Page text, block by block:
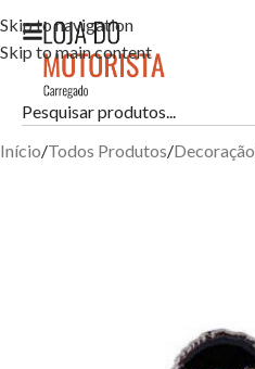
Skip to navigation
Skip to main content
Início Todos Produtos Decoração